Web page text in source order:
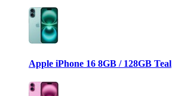
Apple iPhone 16 8GB / 128GB Teal